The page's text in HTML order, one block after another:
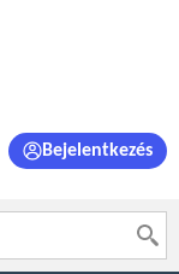
Bejelentkezés